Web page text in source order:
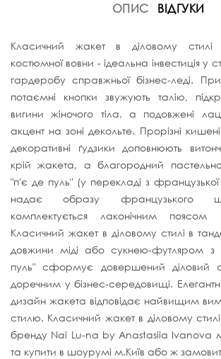
ОПИС ВІДГУКИ
Класичний жакет в діловому стилі
костюмної вовни - ідеальна інвестиція у
гардеробу справжньої бізнес-леді.
потаємні кнопки звужують талію,
вигини жіночого тіла, а подовжені
акцент на зоні декольте. Прорізні
декоративні ґудзики доповнюють
крій жакета, а благородний
"п'є де пуль" (у перекладі з
надає образу французького
комплектується лаконічним
Класичний жакет в діловому стилі в
довжини міді або сукнею-футляром
пуль" сформує довершений
доречним у бізнес-середовищі.
дизайн жакета відповідає найвищим
стилю. Класичний жакет в діловому стилі
бренду Nai Lu-na by Anastasiia Ivanova
та купити в шоурумі м.Київ або ж